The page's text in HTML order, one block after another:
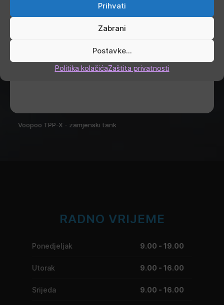
Prihvati
Zabrani
Postavke...
Politika kolačićaZaštita privatnosti
Voopoo TPP-X - zamjenski tank
RADNO VRIJEME
Ponedjeljak 9.00 - 19.00
Utorak 9.00 - 16.00
Srijeda 9.00 - 16.00